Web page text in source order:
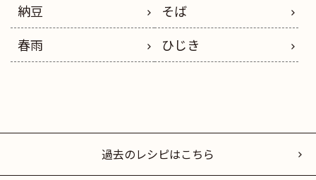
納豆
そば
春雨
ひじき
過去のレシピはこちら